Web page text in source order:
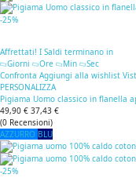
-25%
Affrettati! I Saldi terminano in
Giorni
Ore Min
Sec
Confronta Aggiungi alla wishlist
PERSONALIZZA
Pigiama Uomo classico in flanella
49,90 € 37,43 €
(0 Recensioni)
AZZURRO BLU
-25%